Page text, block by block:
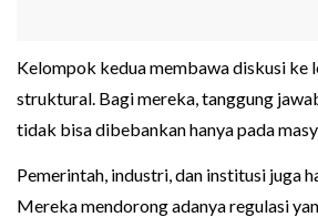
Kelompok kedua membawa diskusi ke
struktural. Bagi mereka, tanggung
tidak bisa dibebankan hanya pada
Pemerintah, industri, dan institusi juga
Mereka mendorong adanya regulasi